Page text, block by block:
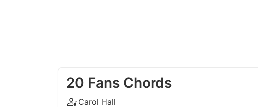
20 Fans Chords
Carol Hall